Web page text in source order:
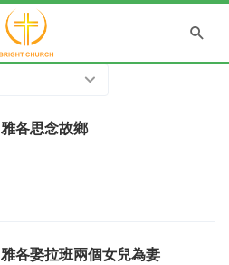
雅各思念故鄉
雅各娶拉班兩個女兒為妻